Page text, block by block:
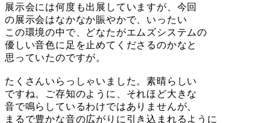
展示会には何度も出展していますが、今回
の展示会はなかなか賑やかで、いったい
この環境の中で、どなたがエムズシステムの
優しい音色に足を止めてくださるのかなと
思っていたのですが。
たくさんいらっしゃいました。素晴らしい
ですね。ご存知のように、それほど大きな
音で鳴らしているわけではありませんが、
まるで豊かな音の広がりに引き込まれるように